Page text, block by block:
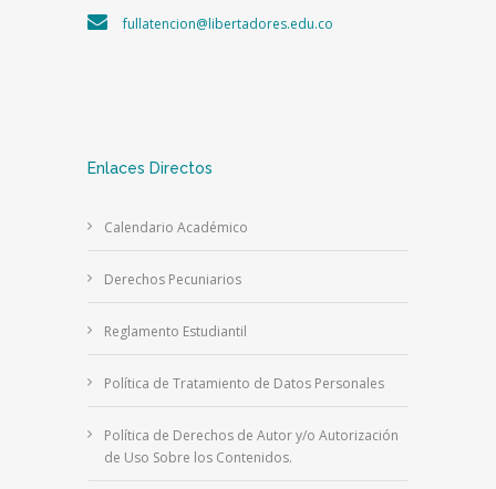
fullatencion@libertadores.edu.co
Enlaces Directos
Calendario Académico
Derechos Pecuniarios
Reglamento Estudiantil
Política de Tratamiento de Datos Personales
Política de Derechos de Autor y/o Autorización
de Uso Sobre los Contenidos.